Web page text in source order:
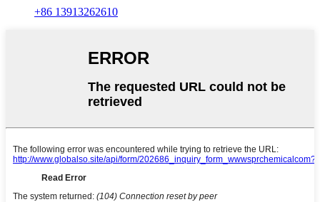
+86 13913262610